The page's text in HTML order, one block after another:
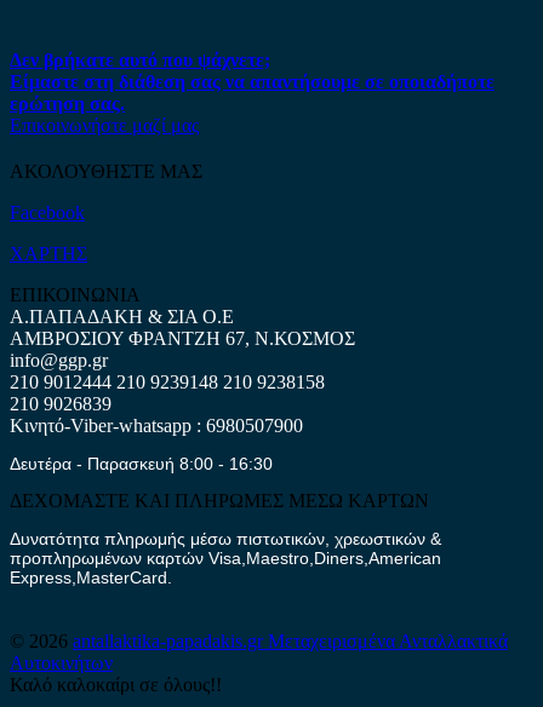
Δεν βρήκατε αυτό που ψάχνετε;
Είμαστε στη διάθεση σας να απαντήσουμε σε οποιαδήποτε
ερώτηση σας.
Επικοινωνήστε μαζί μας
ΑΚΟΛΟΥΘΗΣΤΕ ΜΑΣ
Facebook
ΧΑΡΤΗΣ
ΕΠΙΚΟΙΝΩΝΙΑ
Α.ΠΑΠΑΔΑΚΗ & ΣΙΑ Ο.Ε
ΑΜΒΡΟΣΙΟΥ ΦΡΑΝΤΖΗ 67, Ν.ΚΟΣΜΟΣ
info@ggp.gr
210 9012444 210 9239148 210 9238158
210 9026839
Κινητό-Viber-whatsapp : 6980507900
Δευτέρα - Παρασκευή 8:00 - 16:30
ΔΕΧΟΜΑΣΤΕ ΚΑΙ ΠΛΗΡΩΜΕΣ ΜΕΣΩ ΚΑΡΤΩΝ
Δυνατότητα πληρωμής μέσω πιστωτικών, χρεωστικών &
προπληρωμένων καρτών Visa,Maestro,Diners,American
Express,MasterCard.
© 2026 antallaktika-papadakis.grΜεταχειρισμένα Ανταλλακτικά
Αυτοκινήτων
Καλό καλοκαίρι σε όλους!!